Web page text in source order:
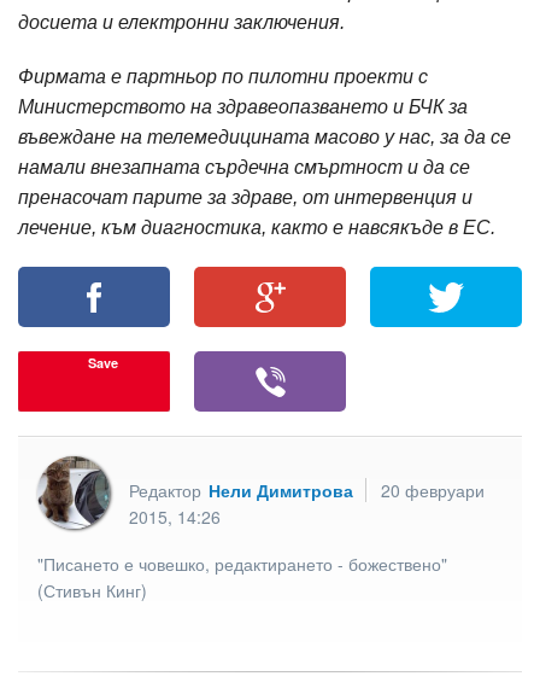
досиета и електронни заключения.
Фирмата е партньор по пилотни проекти с
Министерството на здравеопазването и БЧК за
въвеждане на телемедицината масово у нас, за да се
намали внезапната сърдечна смъртност и да се
пренасочат парите за здраве, от интервенция и
лечение, към диагностика, както е навсякъде в ЕС.
Save
Редактор Нели Димитрова
20 февруари
2015, 14:26
"Писането е човешко, редактирането - божествено"
(Стивън Кинг)